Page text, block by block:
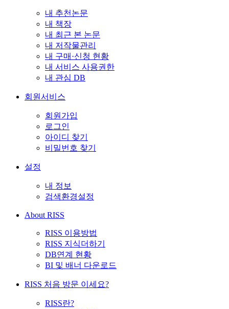
내 추천논문
내 책장
내 최근 본 논문
내 저작물관리
내 구매·신청 현황
내 서비스 사용권한
내 관심 DB
회원서비스
회원가입
로그인
아이디 찾기
비밀번호 찾기
설정
내 정보
검색환경설정
About RISS
RISS 이용방법
RISS 지식더하기
DB연계 현황
BI 및 배너 다운로드
RISS 처음 방문 이세요?
RISS란?